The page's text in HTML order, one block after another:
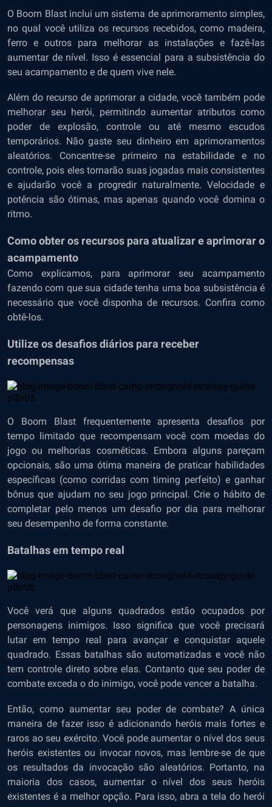
O Boom Blast inclui um sistema de aprimoramento simples,
no qual você utiliza os recursos recebidos, como madeira,
ferro e outros para melhorar as instalações e fazê-las
aumentar de nível. Isso é essencial para a subsistência do
seu acampamento e de quem vive nele.
Além do recurso de aprimorar a cidade, você também pode
melhorar seu herói, permitindo aumentar atributos como
poder de explosão, controle ou até mesmo escudos
temporários. Não gaste seu dinheiro em aprimoramentos
aleatórios. Concentre-se primeiro na estabilidade e no
controle, pois eles tornarão suas jogadas mais consistentes
e ajudarão você a progredir naturalmente. Velocidade e
potência são ótimas, mas apenas quando você domina o
ritmo.
Como obter os recursos para atualizar e aprimorar o
acampamento
Como explicamos, para aprimorar seu acampamento
fazendo com que sua cidade tenha uma boa subsistência é
necessário que você disponha de recursos. Confira como
obtê-los.
Utilize os desafios diários para receber
recompensas
O Boom Blast frequentemente apresenta desafios por
tempo limitado que recompensam você com moedas do
jogo ou melhorias cosméticas. Embora alguns pareçam
opcionais, são uma ótima maneira de praticar habilidades
específicas (como corridas com timing perfeito) e ganhar
bônus que ajudam no seu jogo principal. Crie o hábito de
completar pelo menos um desafio por dia para melhorar
seu desempenho de forma constante.
Batalhas em tempo real
Você verá que alguns quadrados estão ocupados por
personagens inimigos. Isso significa que você precisará
lutar em tempo real para avançar e conquistar aquele
quadrado. Essas batalhas são automatizadas e você não
tem controle direto sobre elas. Contanto que seu poder de
combate exceda o do inimigo, você pode vencer a batalha.
Então, como aumentar seu poder de combate? A única
maneira de fazer isso é adicionando heróis mais fortes e
raros ao seu exército. Você pode aumentar o nível dos seus
heróis existentes ou invocar novos, mas lembre-se de que
os resultados da invocação são aleatórios. Portanto, na
maioria dos casos, aumentar o nível dos seus heróis
existentes é a melhor opção. Para isso, abra a tela do herói